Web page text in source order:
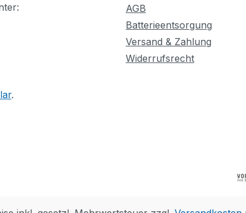
.
AGB
Batterieentsorgung
Versand & Zahlung
Widerrufsrecht